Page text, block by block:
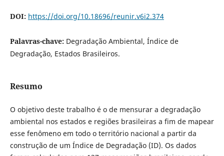
DOI: https://doi.org/10.18696/reunir.v6i2.374
Palavras-chave: Degradação Ambiental, Índice de
Degradação, Estados Brasileiros.
Resumo
O objetivo deste trabalho é o de mensurar a degradação
ambiental nos estados e regiões brasileiras a fim de mapear
esse fenômeno em todo o território nacional a partir da
construção de um Índice de Degradação (ID). Os dados